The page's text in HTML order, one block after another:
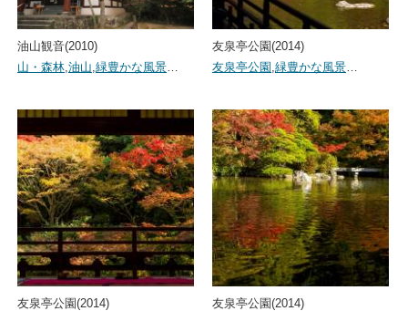
油山観音(2010)
山・森林,油山,緑豊かな風景…
友泉亭公園(2014)
友泉亭公園 ,緑豊かな風景…
友泉亭公園(2014)
友泉亭公園(2014)